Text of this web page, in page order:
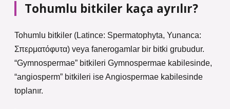
Tohumlu bitkiler kaça ayrılır?
Tohumlu bitkiler (Latince: Spermatophyta, Yunanca:
Σπερματόφυτα) veya fanerogamlar bir bitki grubudur.
“Gymnospermae” bitkileri Gymnospermae kabilesinde,
“angiosperm” bitkileri ise Angiospermae kabilesinde
toplanır.